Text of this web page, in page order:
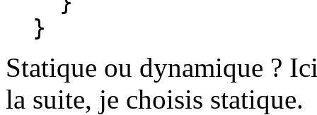
}
Statique ou dynamique ?
la suite, je choisis statique.